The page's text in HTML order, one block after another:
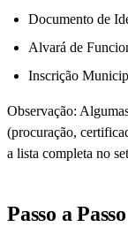
Documento de
Alvará de
Inscrição
Observação:
(procuração,
a lista completa no
Passo a Passo